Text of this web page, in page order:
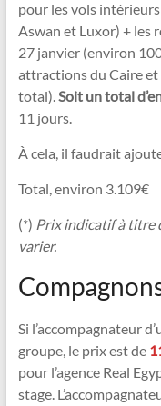
pour les vols
Aswan et Luxor) + les
27 janvier (environ
attractions du Caire
total).Soit un total
11 jours.
À cela, il faudrait
Total, environ 3.109€
(*) Prix indicatif à titre
varier.
Si l’accompagnateur
groupe, le prix est de
pour l’agence Real
stage.